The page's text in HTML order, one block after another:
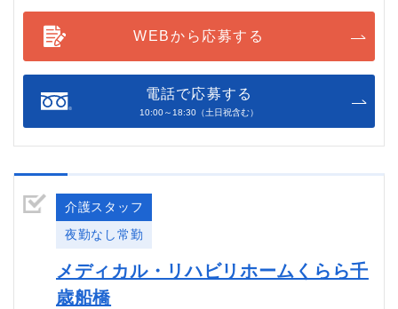
WEBから応募する
電話で応募する
10:00～18:30（土日祝含む）
介護スタッフ
夜勤なし常勤
メディカル・リハビリホームくらら千
歳船橋